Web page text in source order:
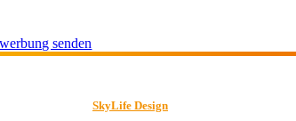
senden
SkyLife Design